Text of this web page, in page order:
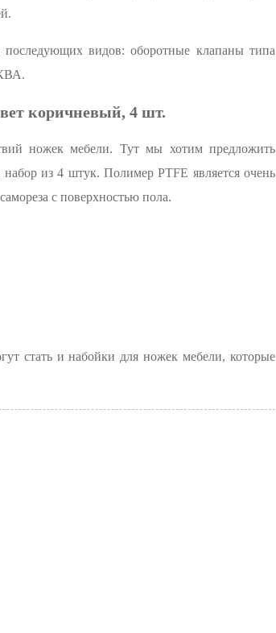
видов: оборотные клапаны типа
коричневый, 4 шт.
ножек мебели. Тут мы хотим предложить
из 4 штук. Полимер PTFE является очень
с поверхностью пола.
стать и набойки для ножек мебели, которые